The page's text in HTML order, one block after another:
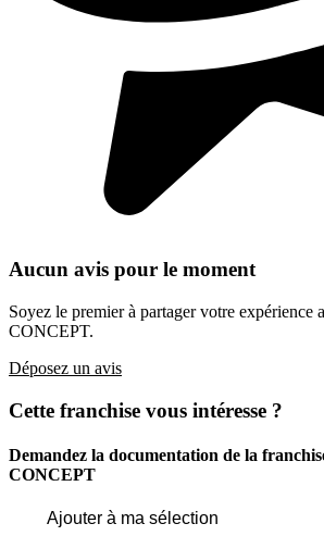
Aucun avis pour le moment
Soyez le premier à partager votre expérience
CONCEPT.
Déposez un avis
Cette franchise vous intéresse ?
Demandez la documentation de la
CONCEPT
Ajouter à ma sélection